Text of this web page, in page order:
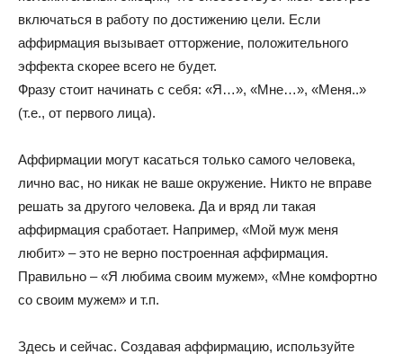
включаться в работу по достижению цели. Если
аффирмация вызывает отторжение, положительного
эффекта скорее всего не будет.
Фразу стоит начинать с себя: «Я…», «Мне…», «Меня..»
(т.е., от первого лица).
Аффирмации могут касаться только самого человека,
лично вас, но никак не ваше окружение. Никто не вправе
решать за другого человека. Да и вряд ли такая
аффирмация сработает. Например, «Мой муж меня
любит» – это не верно построенная аффирмация.
Правильно – «Я любима своим мужем», «Мне комфортно
со своим мужем» и т.п.
Здесь и сейчас. Создавая аффирмацию, используйте